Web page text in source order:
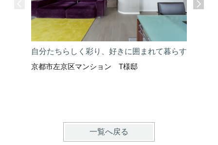
自分たちらしく彩り、好きに囲まれて暮らす
京都市左京区マンション T様邸
一覧へ戻る